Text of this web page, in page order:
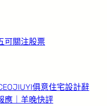
可關注股票
俱意住宅設計辭
應｜羊晚快評